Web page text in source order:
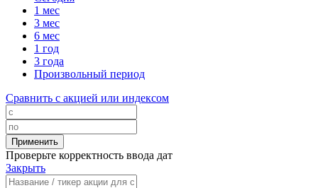
1 мес
3 мес
6 мес
1 год
3 года
Произвольный период
Сравнить с акцией или индексом
Проверьте корректность ввода дат
Закрыть